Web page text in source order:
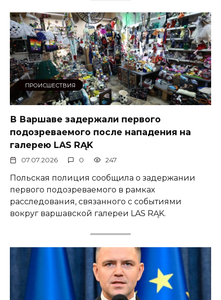
ПРОИСШЕСТВИЯ
В Варшаве задержали первого
подозреваемого после нападения на
галерею LAS RĄK
07.07.2026 0 247
Польская полиция сообщила о задержании
первого подозреваемого в рамках
расследования, связанного с событиями
вокруг варшавской галереи LAS RĄK.